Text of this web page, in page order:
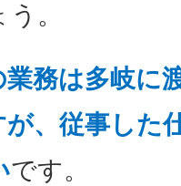
。
務は多岐に
、従事した
です。